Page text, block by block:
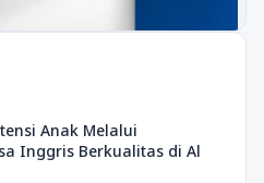
Anak Melalui
Inggris Berkualitas di Al